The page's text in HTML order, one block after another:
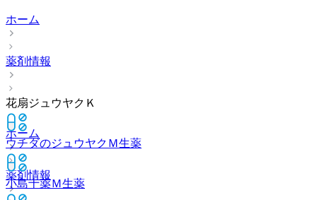
ホーム
薬剤情報
花扇ジュウヤクＫ
ウチダのジュウヤクＭ生薬
小島十薬Ｍ生薬
ホーム
薬剤情報